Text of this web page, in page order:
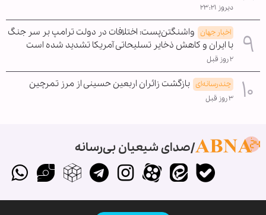
دیروز ۲۳:۲۱
اخبار جهان واشنگتن‌پست: اختلافات در دولت ترامپ بر سر جنگ
با ایران و کاهش ذخایر تسلیحاتی آمریکا تشدید شده است
۲ روز قبل
چندرسانه‌ای بازگشت زائران اربعین حسینی از مرز تمرچین
۳ روز قبل
صدای شیعیان بی‌رسانه